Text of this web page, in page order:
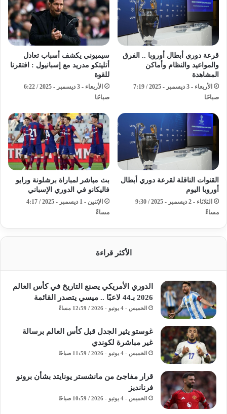
قرعة دوري أبطال أوروبا .. الفرق
والمواعيد والنظام وأماكن
المشاهدة
الأربعاء - 3 ديسمبر - 2025 / 7:19
صباحًا
سيميوني يكشف أسباب تعادل
أتليتكو مدريد مع إسبانيول : افتقرنا
للقوة
الأربعاء - 3 ديسمبر - 2025 / 6:22
صباحًا
القنوات الناقلة لقرعة دوري أبطال
أوروبا اليوم
الثلاثاء - 2 ديسمبر - 2025 / 9:30
مساءً
بث مباشر لمباراة برشلونة ورايو
فاليكانو في الدوري الإسباني
الإثنين - 1 ديسمبر - 2025 / 4:17
مساءً
الأكثر قراءة
الدوري الأمريكي يصنع التاريخ في كأس العالم
2026 بـ44 لاعبًا .. ميسي يتصدر القائمة
الخميس - 4 يونيو - 2026 / 12:59 مساءً
غوستو يثير الجدل قبل كأس العالم برسالة
غير مباشرة لكوندي
الخميس - 4 يونيو - 2026 / 11:59 صباحًا
قرار مفاجئ من مانشستر يونايتد بشأن برونو
فرنانديز
الخميس - 4 يونيو - 2026 / 10:59 صباحًا